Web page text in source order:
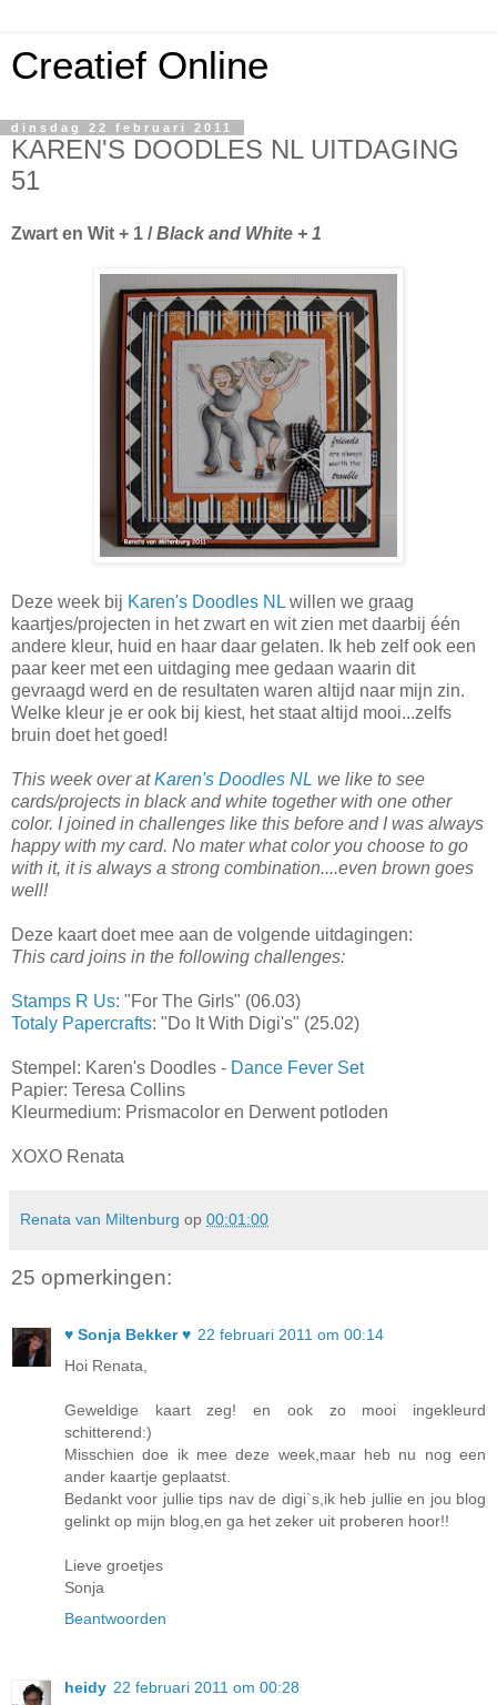
Creatief Online
dinsdag 22 februari 2011
KAREN'S DOODLES NL UITDAGING
51
Zwart en Wit + 1 /Black and White + 1
Deze week bij Karen's Doodles NL willen we graag
kaartjes/projecten in het zwart en wit zien met daarbij één
andere kleur, huid en haar daar gelaten. Ik heb zelf ook een
paar keer met een uitdaging mee gedaan waarin dit
gevraagd werd en de resultaten waren altijd naar mijn zin.
Welke kleur je er ook bij kiest, het staat altijd mooi...zelfs
bruin doet het goed!
This week over atKaren's Doodles NL we like to see
cards/projects in black and white together with one other
color. I joined in challenges like this before and I was always
happy with my card. No mater what color you choose to go
with it, it is always a strong combination....even brown goes
well!
Deze kaart doet mee aan de volgende uitdagingen:
This card joins in the following challenges:
Stamps R Us: "For The Girls" (06.03)
Totaly Papercrafts: "Do It With Digi's" (25.02)
Stempel: Karen's Doodles - Dance Fever Set
Papier: Teresa Collins
Kleurmedium: Prismacolor en Derwent potloden
XOXO Renata
Renata van Miltenburg op 00:01:00
25 opmerkingen:
♥ Sonja Bekker ♥ 22 februari 2011 om 00:14
Hoi Renata,
Geweldige kaart zeg! en ook zo mooi ingekleurd
schitterend:)
Misschien doe ik mee deze week,maar heb nu nog een
ander kaartje geplaatst.
Bedankt voor jullie tips nav de digi`s,ik heb jullie en jou blog
gelinkt op mijn blog,en ga het zeker uit proberen hoor!!
Lieve groetjes
Sonja
Beantwoorden
heidy 22 februari 2011 om 00:28